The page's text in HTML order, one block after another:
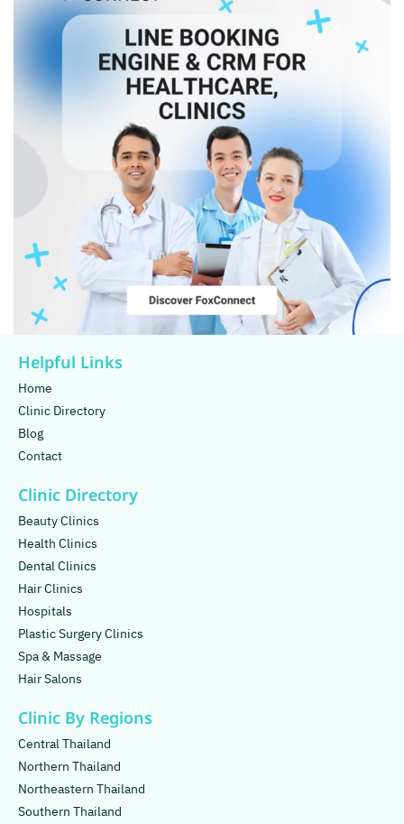
Helpful Links
Home
Clinic Directory
Blog
Contact
Clinic Directory
Beauty Clinics
Health Clinics
Dental Clinics
Hair Clinics
Hospitals
Plastic Surgery Clinics
Spa & Massage
Hair Salons
Clinic By Regions
Central Thailand
Northern Thailand
Northeastern Thailand
Southern Thailand